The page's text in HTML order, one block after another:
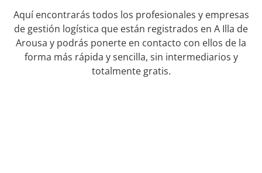
Aquí encontrarás todos los profesionales y empresas
de gestión logística que están registrados en A Illa de
Arousa y podrás ponerte en contacto con ellos de la
forma más rápida y sencilla, sin intermediarios y
totalmente gratis.